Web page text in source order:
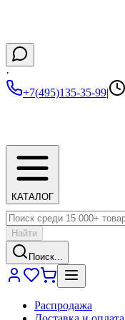
·
+7(495)135-35-99|
КАТАЛОГ
Найти
Поиск...
Распродажа